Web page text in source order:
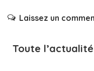
Laissez un
Toute l’actualité